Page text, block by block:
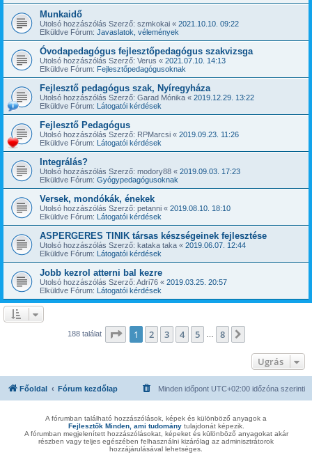
Munkaidő
Utolsó hozzászólás Szerző: szmkokai « 2021.10.10. 09:22
Elküldve Fórum: Javaslatok, vélemények
Óvodapedagógus fejlesztőpedagógus szakvizsga
Utolsó hozzászólás Szerző: Verus « 2021.07.10. 14:13
Elküldve Fórum: Fejlesztőpedagógusoknak
Fejlesztő pedagógus szak, Nyíregyháza
Utolsó hozzászólás Szerző: Garad Mónika « 2019.12.29. 13:22
Elküldve Fórum: Látogatói kérdések
Fejlesztő Pedagógus
Utolsó hozzászólás Szerző: RPMarcsi « 2019.09.23. 11:26
Elküldve Fórum: Látogatói kérdések
Integrálás?
Utolsó hozzászólás Szerző: modory88 « 2019.09.03. 17:23
Elküldve Fórum: Gyógypedagógusoknak
Versek, mondókák, énekek
Utolsó hozzászólás Szerző: petanni « 2019.08.10. 18:10
Elküldve Fórum: Látogatói kérdések
ASPERGERES TINIK társas készségeinek fejlesztése
Utolsó hozzászólás Szerző: kataka taka « 2019.06.07. 12:44
Elküldve Fórum: Látogatói kérdések
Jobb kezrol atterni bal kezre
Utolsó hozzászólás Szerző: Adri76 « 2019.03.25. 20:57
Elküldve Fórum: Látogatói kérdések
188 találat Oldal:1 8
1 2 3 4 5 8
Ugrás
Főoldal Fórum kezdőlap Minden időpont UTC+02:00 időzóna szerinti
A fórumban található hozzászólások, képek és különböző anyagok a
Fejlesztők Minden, ami tudománytulajdonát képezik.
A fórumban megjelenített hozzászólásokat, képeket és különböző anyagokat akár
részben vagy teljes egészében felhasználni kizárólag az adminisztrátorok
hozzájárulásával lehetséges.